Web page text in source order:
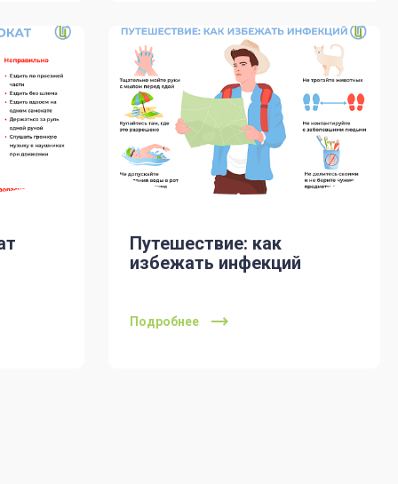
Путешествие: как
избежать инфекций
Подробнее